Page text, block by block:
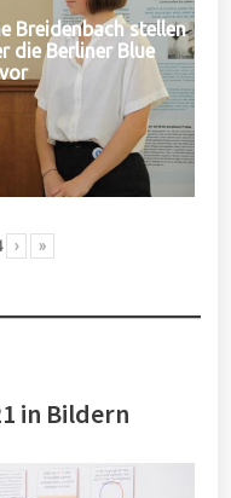
Breidenbach stellen
die Berliner Blue
› »
in Bildern